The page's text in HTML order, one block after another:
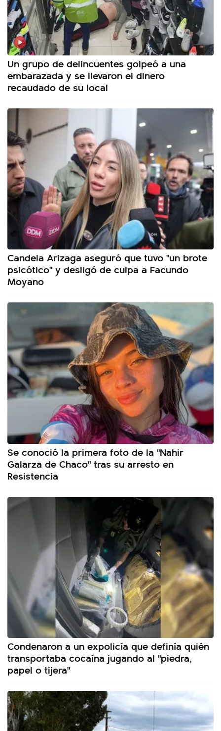
Un grupo de delincuentes golpeó a una
embarazada y se llevaron el dinero
recaudado de su local
Candela Arizaga aseguró que tuvo "un brote
psicótico" y desligó de culpa a Facundo
Moyano
Se conoció la primera foto de la "Nahir
Galarza de Chaco" tras su arresto en
Resistencia
Condenaron a un expolicía que definía quién
transportaba cocaína jugando al "piedra,
papel o tijera"